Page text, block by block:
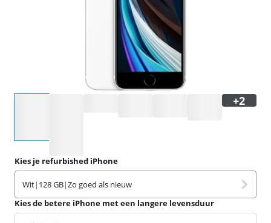
Kies je refurbished iPhone
Wit| 128 GB|Zo goed als nieuw
Kies de betere iPhone met een langere levensduur